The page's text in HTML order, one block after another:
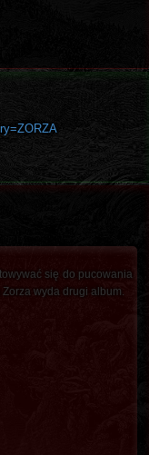
się do pucowania
wyda drugi album.